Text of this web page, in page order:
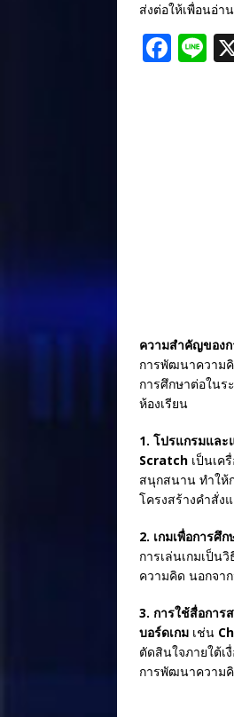
ส่งต่อให้เพื่อนอ่า
F Li
ความสำคัญของก
การพัฒนาความ
การศึกษาต่อใน
ห้องเรียน
1. โปรแกรมแล
Scratch เป็นเค
สนุกสนาน ทำให้
โครงสร้างคำสั่ง
2. เกมเพื่อการศึก
การเล่นเกมเป็น
ความคิด นอกจา
3. การใช้สื่อการ
บอร์ดเกม เช่น
ตัดสินใจภายใต้เ
การพัฒนาความคิ